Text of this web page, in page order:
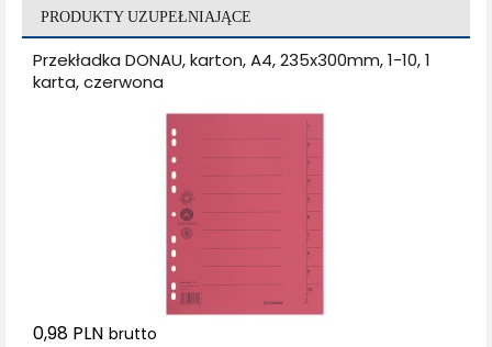
PRODUKTY UZUPEŁNIAJĄCE
Przekładka DONAU, karton, A4, 235x300mm, 1-10, 1
karta, czerwona
0,98 PLN brutto